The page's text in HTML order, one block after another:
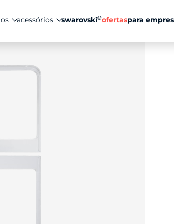
acessórios swarovski®ofertaspara